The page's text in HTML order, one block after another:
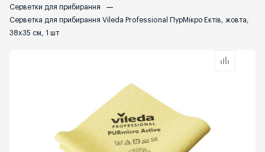
Серветки для прибирання —
Серветка для прибирання Vileda Professional ПурМікро Ектів, жовта,
38x35 см, 1 шт